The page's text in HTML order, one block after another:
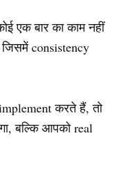
एक बार का काम नहीं
consistency
करते हैं, तो
बल्कि आपको real